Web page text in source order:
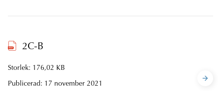
2C-B
Storlek: 176,02 KB
Publicerad: 17 november 2021